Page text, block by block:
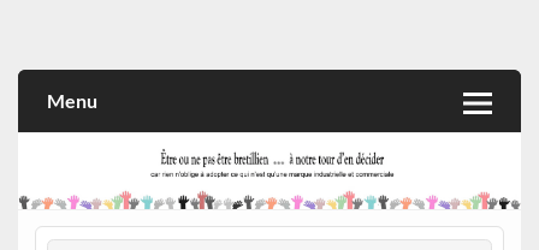
et commerciale
Menu